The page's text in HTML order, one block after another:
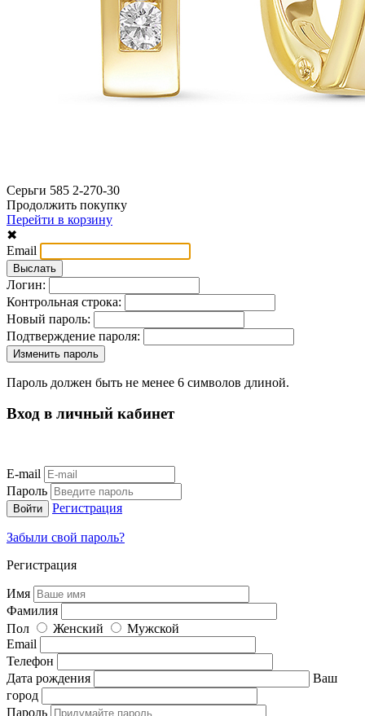
Серьги 585 2-270-30
Продолжить покупку
Перейти в корзину
✖
Email
Логин:
Контрольная строка:
Новый пароль:
Подтверждение пароля:
Пароль должен быть не менее 6 символов длиной.
Вход в личный кабинет
E-mail
Пароль
Регистрация
Забыли свой пароль?
Регистрация
Имя
Фамилия
Пол
Женский
Мужской
Email
Телефон
Дата рождения
Ваш
город
Пароль